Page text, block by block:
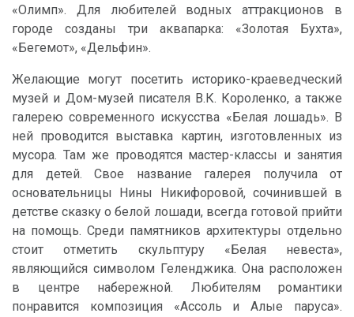
«Олимп». Для любителей водных аттракционов в
городе созданы три аквапарка: «Золотая Бухта»,
«Бегемот», «Дельфин».
Желающие могут посетить историко-краеведческий
музей и Дом-музей писателя В.К. Короленко, а также
галерею современного искусства «Белая лошадь». В
ней проводится выставка картин, изготовленных из
мусора. Там же проводятся мастер-классы и занятия
для детей. Свое название галерея получила от
основательницы Нины Никифоровой, сочинившей в
детстве сказку о белой лошади, всегда готовой прийти
на помощь. Среди памятников архитектуры отдельно
стоит отметить скульптуру «Белая невеста»,
являющийся символом Геленджика. Она расположен
в центре набережной. Любителям романтики
понравится композиция «Ассоль и Алые паруса».